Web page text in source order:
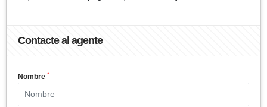
Contacte al agente
Nombre *